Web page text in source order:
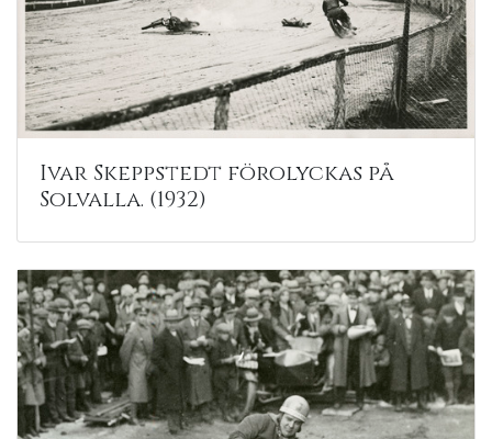
Ivar Skeppstedt förolyckas på
Solvalla. (1932)